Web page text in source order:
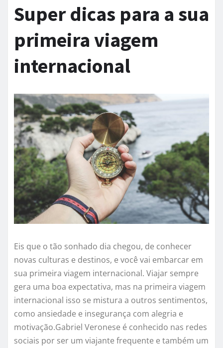
Super dicas para a sua
primeira viagem
internacional
Eis que o tão sonhado dia chegou, de conhecer
novas culturas e destinos, e você vai embarcar em
sua primeira viagem internacional. Viajar sempre
gera uma boa expectativa, mas na primeira viagem
internacional isso se mistura a outros sentimentos,
como ansiedade e insegurança com alegria e
motivação.Gabriel Veronese é conhecido nas redes
sociais por ser um viajante frequente e também um